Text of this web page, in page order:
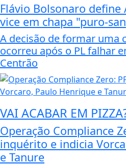
Flávio Bolsonaro
vice em chapa "puro-
A decisão de formar uma
ocorreu após o PL falhar
Centrão
VAI ACABAR EM
Operação Compliance
inquérito e indicia
e Tanure